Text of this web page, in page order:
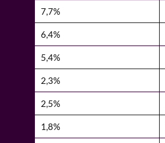
7,7%
6,4%
5,4%
2,3%
2,5%
1,8%